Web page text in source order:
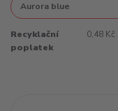
Recyklační
poplatek
0,48 Kč